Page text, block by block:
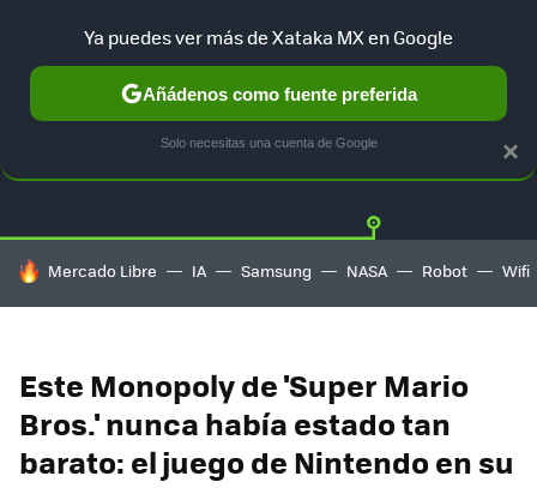
GUÍA DE COMPRAS MERCADO LIBRE
HOY SE HABLA DE
Mercado Libre IA Samsung NASA Robot Wifi
Este Monopoly de 'Super Mario
Bros.' nunca había estado tan
barato: el juego de Nintendo en su
×
Ya puedes ver más de Xataka MX en Google
Añádenos como fuente preferida
Solo necesitas una cuenta de Google